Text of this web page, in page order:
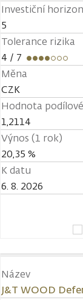
Investiční
5
Tolerance rizika
4 / 7
Měna
CZK
Hodnota
1,2114
Výnos (1 rok)
20,35 %
K datu
6. 8. 2026
Název
J&T WOOD